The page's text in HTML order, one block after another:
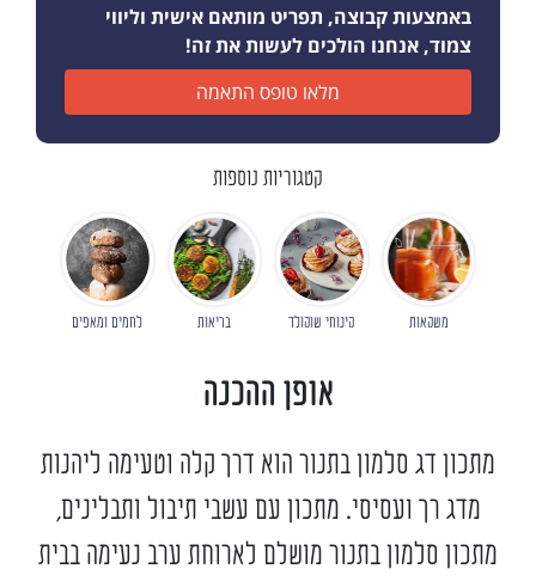
באמצעות קבוצה, תפריט מותאם אישית וליווי
צמוד, אנחנו הולכים לעשות את זה!
מלאו טופס התאמה
קטגוריות נוספות
משקאות קינוחי שוקולד בריאות לחמים ומאפים
אופן ההכנה
מתכון דג סלמון בתנור הוא דרך קלה וטעימה ליהנות
מדג רך ועסיסי. מתכון עם עשבי תיבול ותבלינים,
מתכון סלמון בתנור מושלם לארוחת ערב נעימה בבית